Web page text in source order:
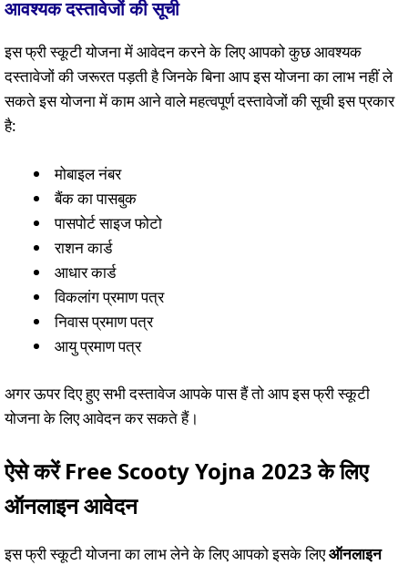
आवश्यक दस्तावेजों की सूची
इस फ्री स्कूटी योजना में आवेदन करने के लिए आपको कुछ आवश्यक
दस्तावेजों की जरूरत पड़ती है जिनके बिना आप इस योजना का लाभ नहीं ले
सकते इस योजना में काम आने वाले महत्वपूर्ण दस्तावेजों की सूची इस प्रकार
है:
मोबाइल नंबर
बैंक का पासबुक
पासपोर्ट साइज फोटो
राशन कार्ड
आधार कार्ड
विकलांग प्रमाण पत्र
निवास प्रमाण पत्र
आयु प्रमाण पत्र
अगर ऊपर दिए हुए सभी दस्तावेज आपके पास हैं तो आप इस फ्री स्कूटी
योजना के लिए आवेदन कर सकते हैं।
ऐसे करें Free Scooty Yojna 2023 के लिए
ऑनलाइन आवेदन
इस फ्री स्कूटी योजना का लाभ लेने के लिए आपको इसके लिएऑनलाइन